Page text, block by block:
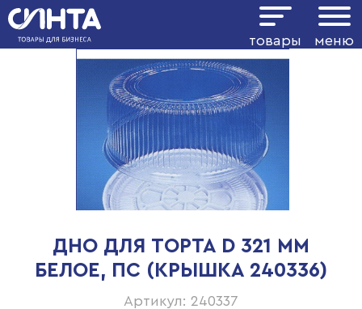
товары меню
ДНО ДЛЯ ТОРТА D 321 ММ
БЕЛОЕ, ПС (КРЫШКА 240336)
Артикул: 240337